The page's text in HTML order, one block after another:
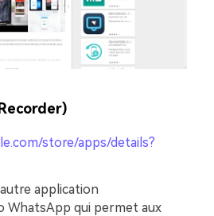
store/apps/details?
application
WhatsApp qui permet aux